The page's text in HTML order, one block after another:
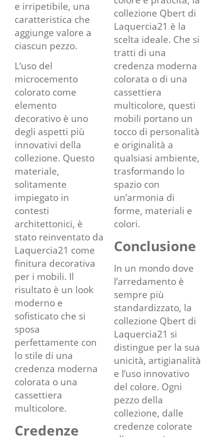
e irripetibile, una
caratteristica che
aggiunge valore a
ciascun pezzo.
L’uso del
microcemento
colorato come
elemento
decorativo è uno
degli aspetti più
innovativi della
collezione. Questo
materiale,
solitamente
impiegato in
contesti
architettonici, è
stato reinventato da
Laquercia21 come
finitura decorativa
per i mobili. Il
risultato è un look
moderno e
sofisticato che si
sposa
perfettamente con
lo stile di una
credenza moderna
colorata o una
cassettiera
multicolore.
Credenze
collezione Qbert di
Laquercia21 è la
scelta ideale. Che si
tratti di una
credenza moderna
colorata o di una
cassettiera
multicolore, questi
mobili portano un
tocco di personalità
e originalità a
qualsiasi ambiente,
trasformando lo
spazio con
un’armonia di
forme, materiali e
colori.
Conclusione
In un mondo dove
l’arredamento è
sempre più
standardizzato, la
collezione Qbert di
Laquercia21 si
distingue per la sua
unicità, artigianalità
e l’uso innovativo
del colore. Ogni
pezzo della
collezione, dalle
credenze colorate